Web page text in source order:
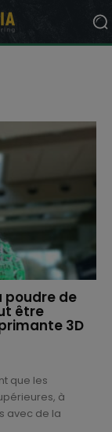
poudre de
être
3D
que les
à
avec de la